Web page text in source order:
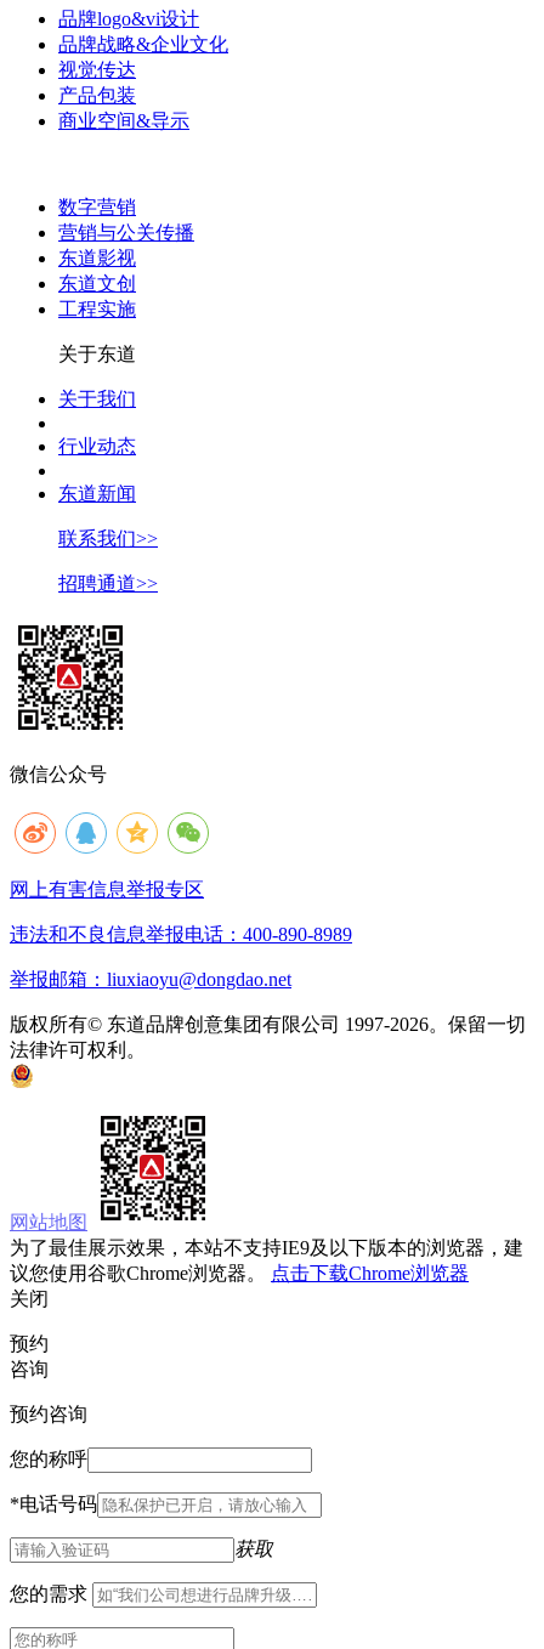
品牌logo&vi设计
品牌战略&企业文化
视觉传达
产品包装
商业空间&导示
数字营销
营销与公关传播
东道影视
东道文创
工程实施
关于东道
关于我们
行业动态
东道新闻
联系我们>>
招聘通道>>
微信公众号
网上有害信息举报专区
违法和不良信息举报电话：400-890-8989
举报邮箱：liuxiaoyu@dongdao.net
版权所有© 东道品牌创意集团有限公司 1997-2026。保留一切
法律许可权利。
网站地图
为了最佳展示效果，本站不支持IE9及以下版本的浏览器，建
议您使用谷歌Chrome浏览器。
点击下载Chrome浏览器
关闭
预约
咨询
预约咨询
您的称呼
*电话号码
获取
您的需求